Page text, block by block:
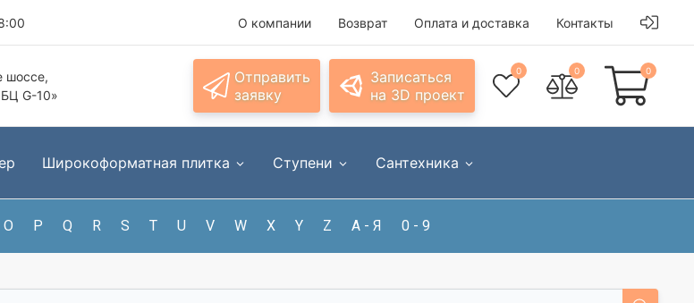
О компании Возврат Оплата и доставка Контакты
шоссе,
G-10»
Отправить
заявку
Записаться
на 3D проект
0 0 0
Широкоформатная плитка Ступени Сантехника
O P Q R S T U V W X Y Z А - Я 0 - 9